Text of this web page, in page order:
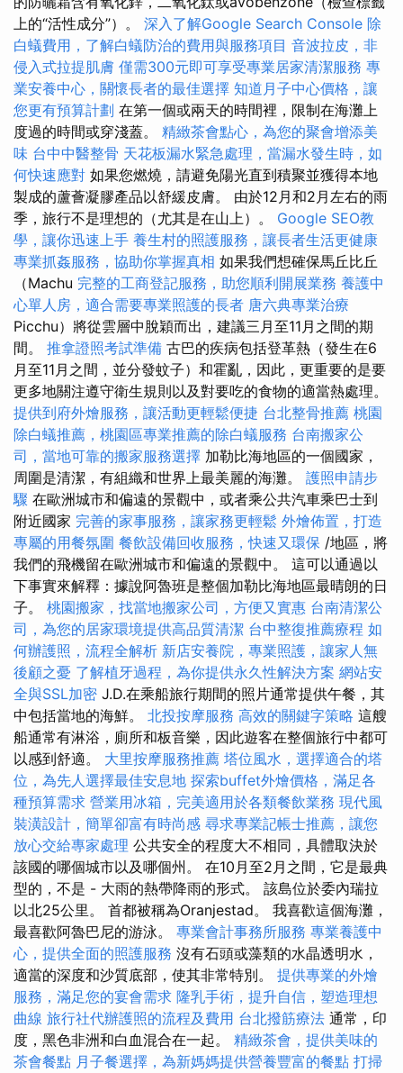
上的“活性成分”）。 深入了解Google Search Console 除
白蟻費用，了解白蟻防治的費用與服務項目 音波拉皮，非
侵入式拉提肌膚 僅需300元即可享受專業居家清潔服務 專
業安養中心，關懷長者的最佳選擇 知道月子中心價格，讓
您更有預算計劃 在第一個或兩天的時間裡，限制在海灘上
度過的時間或穿淺蓋。 精緻茶會點心，為您的聚會增添美
味 台中中醫整骨 天花板漏水緊急處理，當漏水發生時，如
何快速應對 如果您燃燒，請避免陽光直到積聚並獲得本地
製成的蘆薈凝膠產品以舒緩皮膚。 由於12月和2月左右的雨
季，旅行不是理想的（尤其是在山上）。 Google SEO教
學，讓你迅速上手 養生村的照護服務，讓長者生活更健康
專業抓姦服務，協助你掌握真相 如果我們想確保馬丘比丘
（Machu 完整的工商登記服務，助您順利開展業務 養護中
心單人房，適合需要專業照護的長者 唐六典專業治療
Picchu）將從雲層中脫穎而出，建議三月至11月之間的期
間。 推拿證照考試準備 古巴的疾病包括登革熱（發生在6
月至11月之間，並分發蚊子）和霍亂，因此，更重要的是要
更多地關注遵守衛生規則以及對要吃的食物的適當熱處理。
提供到府外燴服務，讓活動更輕鬆便捷 台北整骨推薦 桃園
除白蟻推薦，桃園區專業推薦的除白蟻服務 台南搬家公
司，當地可靠的搬家服務選擇 加勒比海地區的一個國家，
周圍是清潔，有組織和世界上最美麗的海灘。 護照申請步
驟 在歐洲城市和偏遠的景觀中，或者乘公共汽車乘巴士到
附近國家 完善的家事服務，讓家務更輕鬆 外燴佈置，打造
專屬的用餐氛圍 餐飲設備回收服務，快速又環保 /地區，將
我們的飛機留在歐洲城市和偏遠的景觀中。 這可以通過以
下事實來解釋：據說阿魯班是整個加勒比海地區最晴朗的日
子。 桃園搬家，找當地搬家公司，方便又實惠 台南清潔公
司，為您的居家環境提供高品質清潔 台中整復推薦療程 如
何辦護照，流程全解析 新店安養院，專業照護，讓家人無
後顧之憂 了解植牙過程，為你提供永久性解決方案 網站安
全與SSL加密 J.D.在乘船旅行期間的照片通常提供午餐，其
中包括當地的海鮮。 北投按摩服務 高效的關鍵字策略 這艘
船通常有淋浴，廁所和板音樂，因此遊客在整個旅行中都可
以感到舒適。 大里按摩服務推薦 塔位風水，選擇適合的塔
位，為先人選擇最佳安息地 探索buffet外燴價格，滿足各
種預算需求 營業用冰箱，完美適用於各類餐飲業務 現代風
裝潢設計，簡單卻富有時尚感 尋求專業記帳士推薦，讓您
放心交給專家處理 公共安全的程度大不相同，具體取決於
該國的哪個城市以及哪個州。 在10月至2月之間，它是最典
型的，不是 - 大雨的熱帶降雨的形式。 該島位於委內瑞拉
以北25公里。 首都被稱為Oranjestad。 我喜歡這個海灘，
最喜歡阿魯巴尼的游泳。 專業會計事務所服務 專業養護中
心，提供全面的照護服務 沒有石頭或藻類的水晶透明水，
適當的深度和沙質底部，使其非常特別。 提供專業的外燴
服務，滿足您的宴會需求 隆乳手術，提升自信，塑造理想
曲線 旅行社代辦護照的流程及費用 台北撥筋療法 通常，印
度，黑色非洲和白血混合在一起。 精緻茶會，提供美味的
茶會餐點 月子餐選擇，為新媽媽提供營養豐富的餐點 打掃